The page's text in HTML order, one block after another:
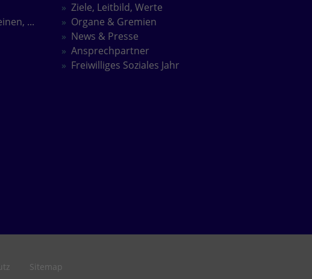
...
Ziele, Leitbild, Werte
Organe & Gremien
News & Presse
Ansprechpartner
Freiwilliges Soziales Jahr
Sitemap